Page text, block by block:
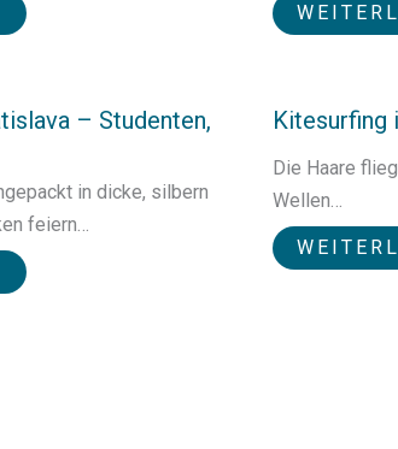
– Studenten,
in dicke, silbern
feiern…
Kitesurfing
Die Haare
Wellen…